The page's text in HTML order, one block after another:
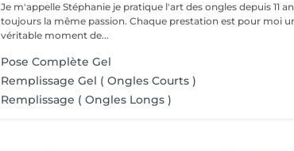
Je m'appelle Stéphanie je pratique l'art des ongles depuis 11
toujours la même passion. Chaque prestation est pour moi
véritable moment de...
Pose Complète Gel
Remplissage Gel ( Ongles Courts )
Remplissage ( Ongles Longs )